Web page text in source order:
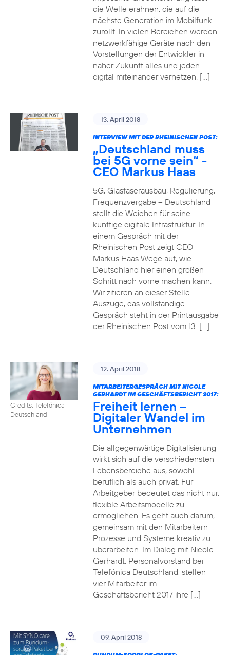
die Welle erahnen, die auf die
nächste Generation im Mobilfunk
zurollt. In vielen Bereichen werden
netzwerkfähige Geräte nach den
Vorstellungen der Entwickler in
naher Zukunft alles und jeden
digital miteinander vernetzen. […]
13. April 2018
INTERVIEW MIT DER RHEINISCHEN POST:
„Deutschland muss
bei 5G vorne sein“ -
CEO Markus Haas
5G, Glasfaserausbau, Regulierung,
Frequenzvergabe – Deutschland
stellt die Weichen für seine
künftige digitale Infrastruktur. In
einem Gespräch mit der
Rheinischen Post zeigt CEO
Markus Haas Wege auf, wie
Deutschland hier einen großen
Schritt nach vorne machen kann.
Wir zitieren an dieser Stelle
Auszüge, das vollständige
Gespräch steht in der Printausgabe
der Rheinischen Post vom 13. […]
Credits: Telefónica
Deutschland
12. April 2018
MITARBEITERGESPRÄCH MIT NICOLE
GERHARDT IM GESCHÄFTSBERICHT 2017:
Freiheit lernen –
Digitaler Wandel im
Unternehmen
Die allgegenwärtige Digitalisierung
wirkt sich auf die verschiedensten
Lebensbereiche aus, sowohl
beruflich als auch privat. Für
Arbeitgeber bedeutet das nicht nur,
flexible Arbeitsmodelle zu
ermöglichen. Es geht auch darum,
gemeinsam mit den Mitarbeitern
Prozesse und Systeme kreativ zu
überarbeiten. Im Dialog mit Nicole
Gerhardt, Personalvorstand bei
Telefónica Deutschland, stellen
vier Mitarbeiter im
Geschäftsbericht 2017 ihre […]
09. April 2018